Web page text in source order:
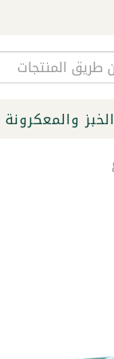
الخبز والمعكرونة